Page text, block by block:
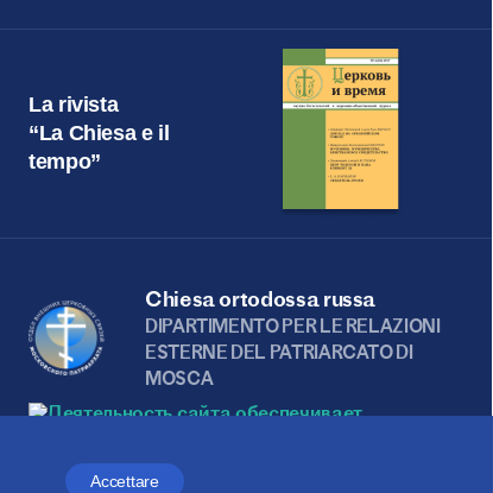
Accettare
La rivista
“La Chiesa e il
tempo”
Chiesa ortodossa russa
DIPARTIMENTO PER LE RELAZIONI
ESTERNE DEL PATRIARCATO DI
MOSCA